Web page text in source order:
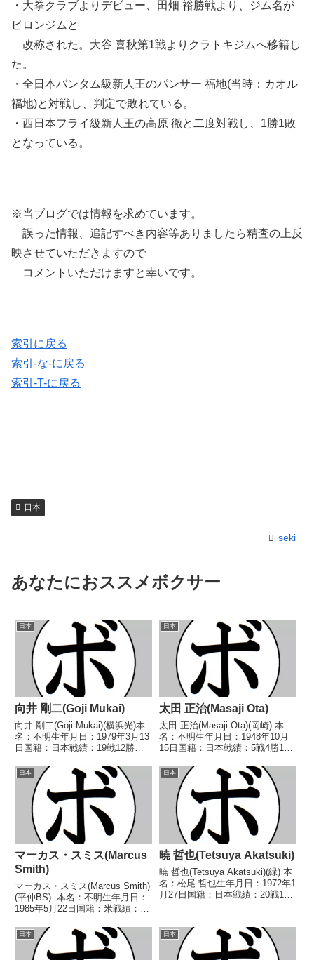
・大拳クラブよりデビュー、田畑 裕勝戦より、ジム名が
ピロンジムと
改称された。大谷 喜秋第1戦よりクラトキジムへ移籍し
た。
・全日本バンタム級新人王のパンサー 福地(当時：カオル
福地)と対戦し、判定で敗れている。
・西日本フライ級新人王の高原 徹と二度対戦し、1勝1敗
となっている。
※当ブログでは情報を求めています。
誤った情報、追記すべき内容等ありましたら精査の上反
映させていただきますので
コメントいただけますと幸いです。
索引に戻る
索引-な-に戻る
索引-T-に戻る
日本
seki
あなたにおススメボクサー
日本
向井 剛二(Goji Mukai)
向井 剛二(Goji Mukai)(横浜光)本
名：不明生年月日：1979年3月13
日国籍：日本戦績：19戦12勝
し【戦歴】1997/10/03 ○4R判
定 (採点不明) 大和田 守克(高
崎)1997/12...
日本
太田 正治(Masaji Ota)
太田 正治(Masaji Ota)(岡崎) 本
名：不明生年月日：1948年10月
15日国籍：日本戦績：5戦4勝1
日本スーパーフェザー級新人
王 【戦歴】1980/08/17 ○4R判
定 (採点不明) 安井 俊...
日本
マーカス・スミス(Marcus
Smith)
マーカス・スミス(Marcus Smith)
(平仲BS) 本名：不明生年月日：
1985年5月22日国籍：米戦績：10
ル】2017年度全日本スーパーラ
イト級新人王 【戦歴】
2016/03/13 ○1...
日本
暁 哲也(Tetsuya Akatsuki)
暁 哲也(Tetsuya Akatsuki)(緑) 本
名：松尾 哲也生年月日：1972年1
月27日国籍：日本戦績：20戦13
王 【戦歴】1990/08/05
○1RKO 吉田 ...
日本 日本